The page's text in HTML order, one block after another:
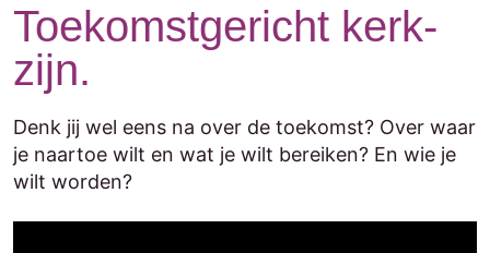
Toekomstgericht kerk-
zijn.
Denk jij wel eens na over de toekomst? Over waar
je naartoe wilt en wat je wilt bereiken? En wie je
wilt worden?